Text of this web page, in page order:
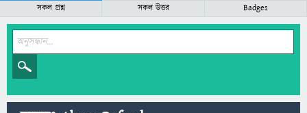
সকল প্রশ্ন
সকল উত্তর Badges